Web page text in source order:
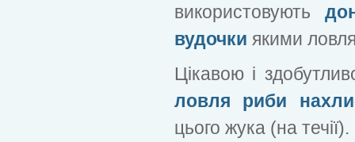
використовують
вудочки якими
Цікавою і
ловля риби
цього жука (на течії).